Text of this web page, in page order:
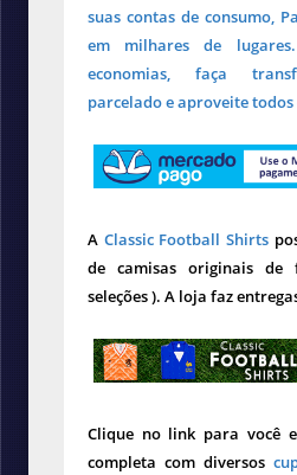
suas contas de consumo,
em milhares de
economias, faça
parcelado e aproveite todos
A Classic Football Shirts
de camisas originais de
seleções ). A loja faz
Clique no link para você
completa com diversos